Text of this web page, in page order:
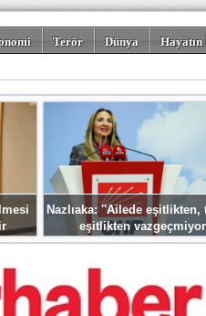
Terör Dünya
Nazlıaka: ''Ailede eşitlikten,
eşitlikten